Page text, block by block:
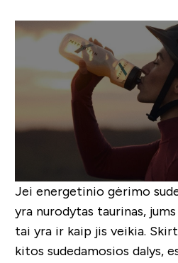
Jei energetinio gėrimo
yra nurodytas taurinas,
tai yra ir kaip jis veikia.
kitos sudedamosios dalys,